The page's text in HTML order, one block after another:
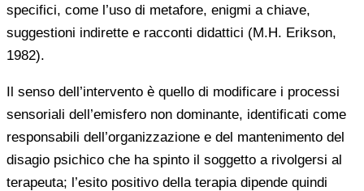
specifici, come l’uso di metafore, enigmi a chiave,
suggestioni indirette e racconti didattici (M.H. Erikson,
1982).
Il senso dell’intervento è quello di modificare i processi
sensoriali dell’emisfero non dominante, identificati come
responsabili dell’organizzazione e del mantenimento del
disagio psichico che ha spinto il soggetto a rivolgersi al
terapeuta; l’esito positivo della terapia dipende quindi